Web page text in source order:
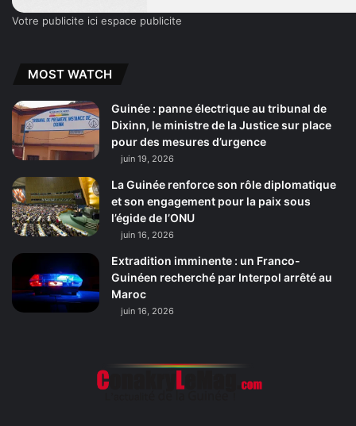
Votre publicite ici espace publicite
MOST WATCH
Guinée : panne électrique au tribunal de
Dixinn, le ministre de la Justice sur place
pour des mesures d’urgence
juin 19, 2026
La Guinée renforce son rôle diplomatique
et son engagement pour la paix sous
l’égide de l’ONU
juin 16, 2026
Extradition imminente : un Franco-
Guinéen recherché par Interpol arrêté au
Maroc
juin 16, 2026